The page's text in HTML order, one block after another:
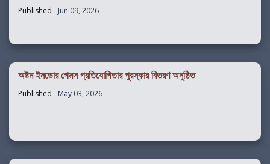
Published Jun 09, 2026
অষ্টম ইনডোর গেমস প্রতিযোগিতার পুরস্কার বিতরণ অনুষ্ঠিত
Published May 03, 2026